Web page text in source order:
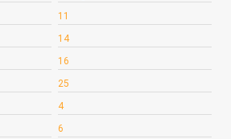
11
14
16
25
4
6